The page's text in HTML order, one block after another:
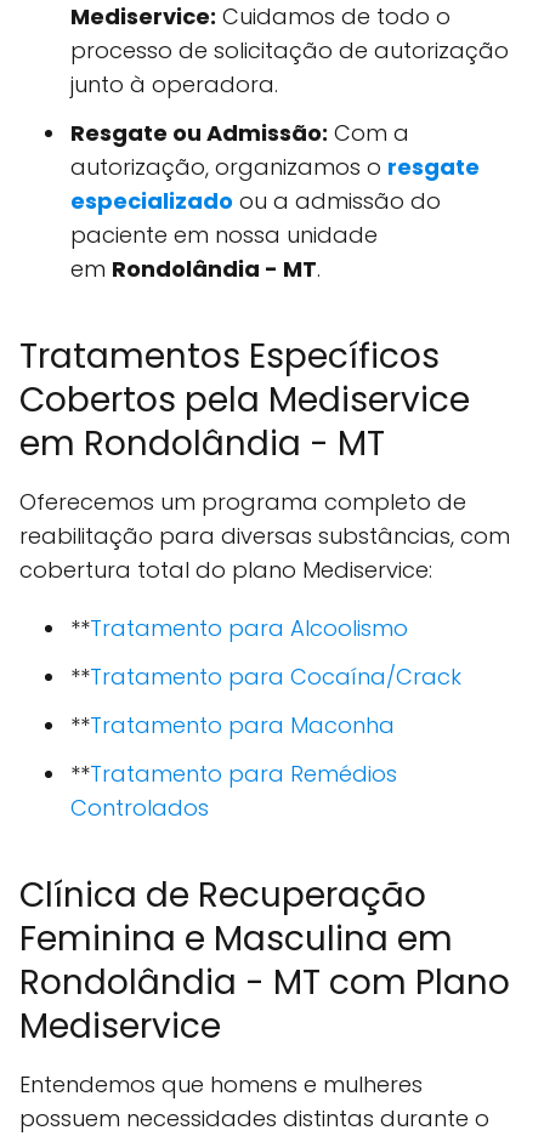
Mediservice: Cuidamos de todo o
processo de solicitação de autorização
junto à operadora.
Resgate ou Admissão: Com a
autorização, organizamos o resgate
especializado ou a admissão do
paciente em nossa unidade
em Rondolândia - MT.
Tratamentos Específicos
Cobertos pela Mediservice
em Rondolândia - MT
Oferecemos um programa completo de
reabilitação para diversas substâncias, com
cobertura total do plano Mediservice:
**Tratamento para Alcoolismo
**Tratamento para Cocaína/Crack
**Tratamento para Maconha
**Tratamento para Remédios
Controlados
Clínica de Recuperação
Feminina e Masculina em
Rondolândia - MT com Plano
Mediservice
Entendemos que homens e mulheres
possuem necessidades distintas durante o